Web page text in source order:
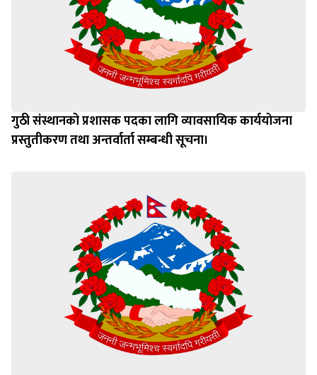
गुठी संस्थानको प्रशासक पदका लागि व्यावसायिक कार्ययोजना
प्रस्तुतीकरण तथा अन्तर्वार्ता सम्बन्धी सूचना।